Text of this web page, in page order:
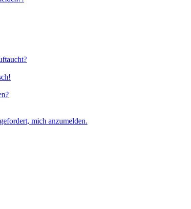
mich anzumelden.